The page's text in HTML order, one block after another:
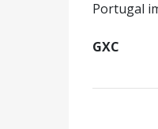
Portugal
GXC